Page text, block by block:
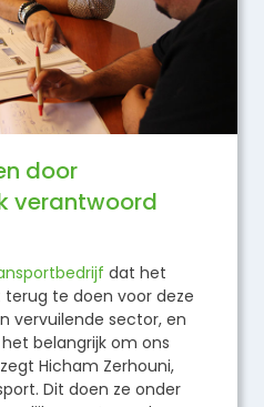
door
verantwoord
dat het
te doen voor deze
vervuilende sector, en
belangrijk om ons
Hicham Zerhouni,
Dit doen ze onder